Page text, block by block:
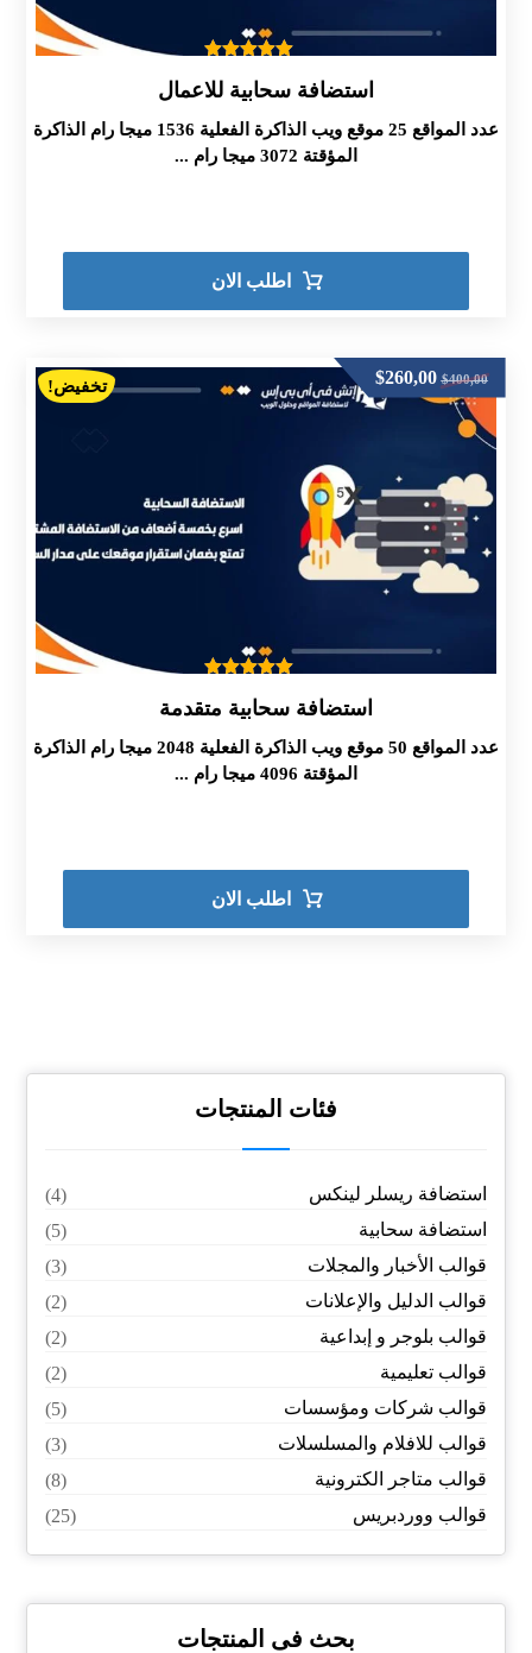
استضافة سحابية للاعمال
عدد المواقع 25 موقع ويب الذاكرة الفعلية 1536 ميجا رام الذاكرة
المؤقتة 3072 ميجا رام ...
5.00
من 5
اطلب الان
استضافة سحابية متقدمة
عدد المواقع 50 موقع ويب الذاكرة الفعلية 2048 ميجا رام الذاكرة
المؤقتة 4096 ميجا رام ...
5.00
من 5
$400,00
$260,00 تخفيض!
اطلب الان
فئات المنتجات
استضافة ريسلر لينكس
(4)
استضافة سحابية
(5)
قوالب الأخبار والمجلات
(3)
قوالب الدليل والإعلانات
(2)
قوالب بلوجر و إبداعية
(2)
قوالب تعليمية
(2)
قوالب شركات ومؤسسات
(5)
قوالب للافلام والمسلسلات
(3)
قوالب متاجر الكترونية
(8)
قوالب ووردبريس
(25)
بحث فى المنتجات